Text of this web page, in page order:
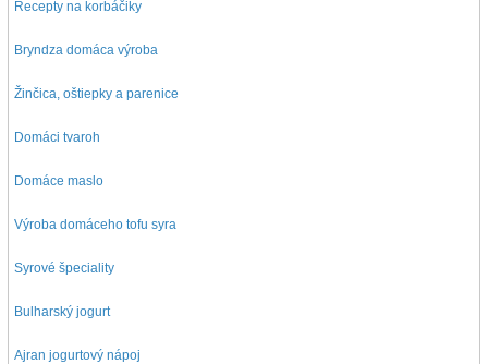
Recepty na korbáčiky
Bryndza domáca výroba
Žinčica, oštiepky a parenice
Domáci tvaroh
Domáce maslo
Výroba domáceho tofu syra
Syrové špeciality
Bulharský jogurt
Ajran jogurtový nápoj